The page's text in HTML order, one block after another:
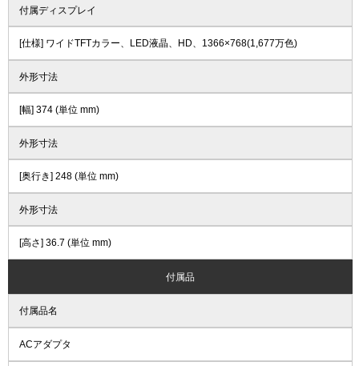
付属ディスプレイ
[仕様] ワイドTFTカラー、LED液晶、HD、1366×768(1,677万色)
外形寸法
[幅] 374 (単位 mm)
外形寸法
[奥行き] 248 (単位 mm)
外形寸法
[高さ] 36.7 (単位 mm)
付属品
付属品名
ACアダプタ